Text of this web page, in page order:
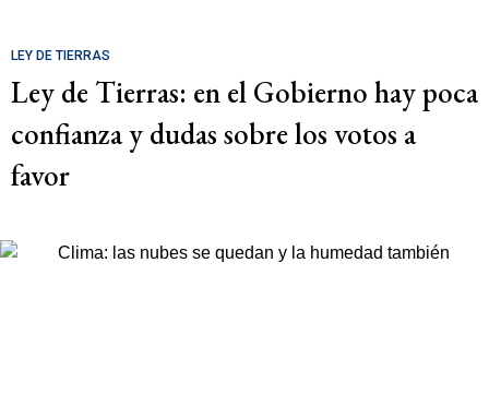
LEY DE TIERRAS
Ley de Tierras: en el Gobierno hay poca
confianza y dudas sobre los votos a
favor